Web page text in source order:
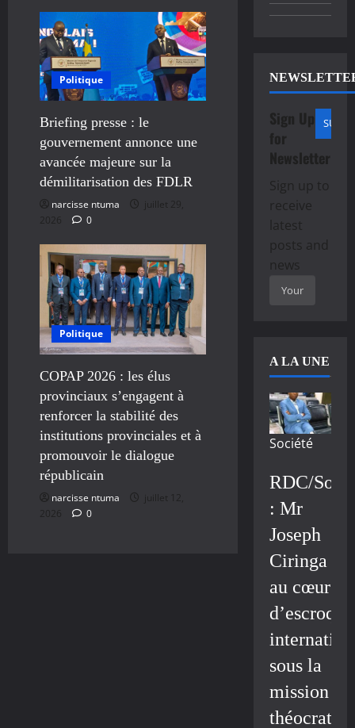
Politique
Briefing presse : le
gouvernement annonce une
avancée majeure sur la
démilitarisation des FDLR
narcisse ntuma
juillet 29,
2026
0
Politique
COPAP 2026 : les élus
provinciaux s’engagent à
renforcer la stabilité des
institutions provinciales et à
promouvoir le dialogue
républicain
narcisse ntuma
juillet 12,
2026
0
Sign Up
for
Newsletter
Sign up to
receive
latest
posts and
news
A LA UNE
Société
RDC/
: Mr
Joseph
Ciringa
au cœur
sous la
mission